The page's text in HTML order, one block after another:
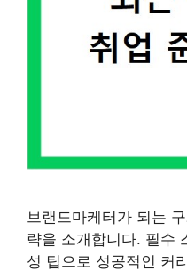
브랜드마케터가 되는
략을 소개합니다. 필수
성 팁으로 성공적인 커